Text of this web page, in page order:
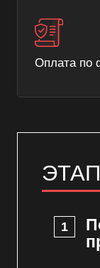
Оплата по